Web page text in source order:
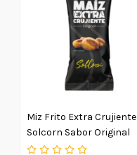
Miz Frito Extra Crujiente
Solcorn Sabor Original
36ud